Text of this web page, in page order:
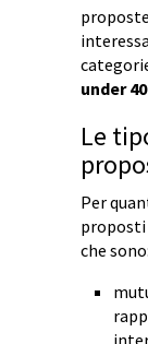
under
Le
Per
che sono: